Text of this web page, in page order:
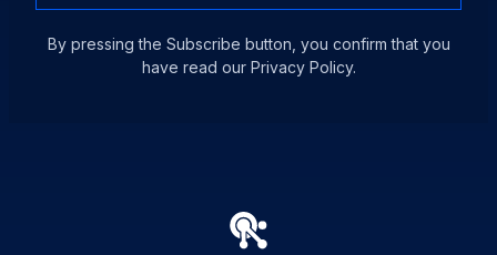
By pressing the Subscribe button, you confirm that you
have read our Privacy Policy.